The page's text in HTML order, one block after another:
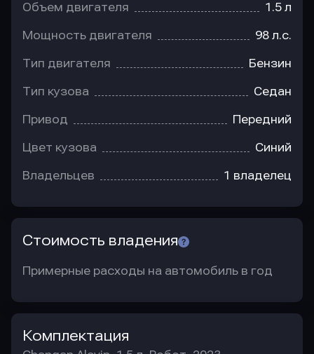
Объем двигателя 1.5 л
Мощность двигателя 98 л.с.
Тип двигателя Бензин
Тип кузова Седан
Привод Передний
Цвет кузова Синий
Владельцев 1 владелец
Стоимость владения
Примерные расходы на автомобиль в год
Комплектация